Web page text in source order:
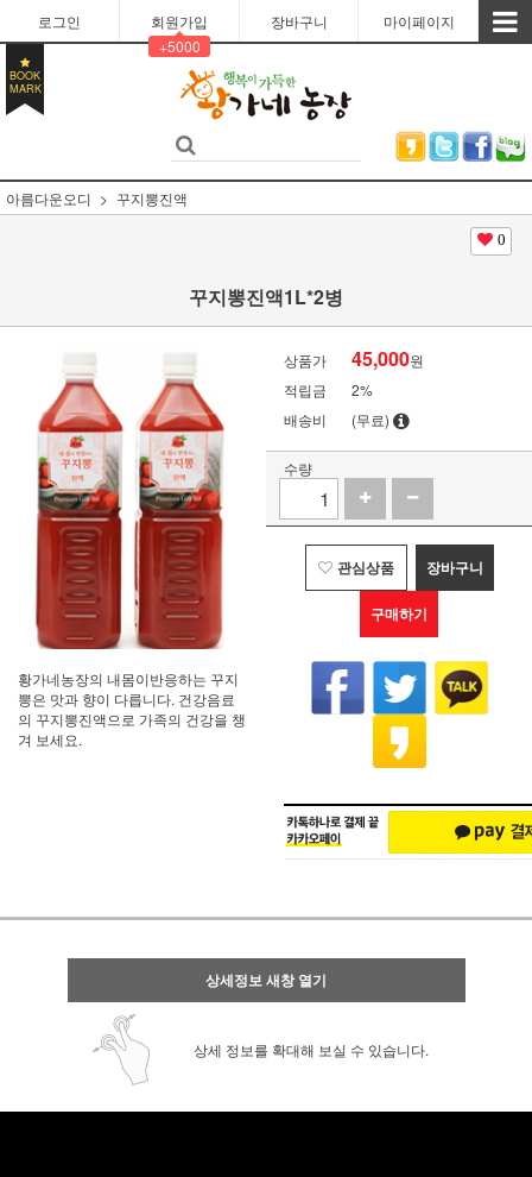
로그인
회원가입
+5000
장바구니 마이페이지
BOOK
MARK
아름다운오디 꾸지뽕진액
0
꾸지뽕진액1L*2병
황가네농장의 내몸이반응하는 꾸지
뽕은 맛과 향이 다릅니다. 건강음료
의 꾸지뽕진액으로 가족의 건강을 챙
겨 보세요.
상품가 45,000원
적립금
2%
배송비
(무료)
수량
관심상품 장바구니
구매하기
상세정보 새창 열기
상세 정보를 확대해 보실 수 있습니다.